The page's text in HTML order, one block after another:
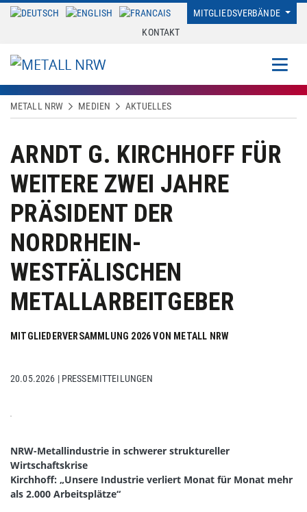
MITGLIEDSVERBÄNDE
KONTAKT
METALL NRW MEDIEN AKTUELLES
ARNDT G. KIRCHHOFF FÜR
WEITERE ZWEI JAHRE
PRÄSIDENT DER
NORDRHEIN-
WESTFÄLISCHEN
METALLARBEITGEBER
MITGLIEDERVERSAMMLUNG 2026 VON METALL NRW
20.05.2026 | PRESSEMITTEILUNGEN
NRW-Metallindustrie in schwerer struktureller
Wirtschaftskrise
Kirchhoff: „Unsere Industrie verliert Monat für Monat mehr
als 2.000 Arbeitsplätze“